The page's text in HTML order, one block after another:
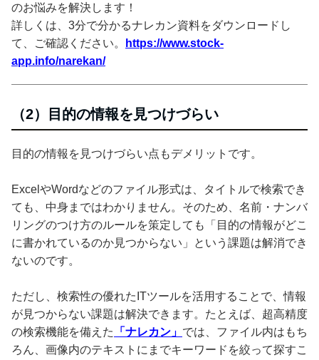
のお悩みを解決します！
詳しくは、3分で分かるナレカン資料をダウンロードし
て、ご確認ください。
https://www.stock-
app.info/narekan/
（2）目的の情報を見つけづらい
目的の情報を見つけづらい点もデメリットです。
ExcelやWordなどのファイル形式は、タイトルで検索でき
ても、中身まではわかりません。そのため、名前・ナンバ
リングのつけ方のルールを策定しても「目的の情報がどこ
に書かれているのか見つからない」という課題は解消でき
ないのです。
ただし、検索性の優れたITツールを活用することで、情報
が見つからない課題は解決できます。たとえば、超高精度
の検索機能を備えた
「ナレカン」 では、ファイル内はもち
ろん、画像内のテキストにまでキーワードを絞って探すこ